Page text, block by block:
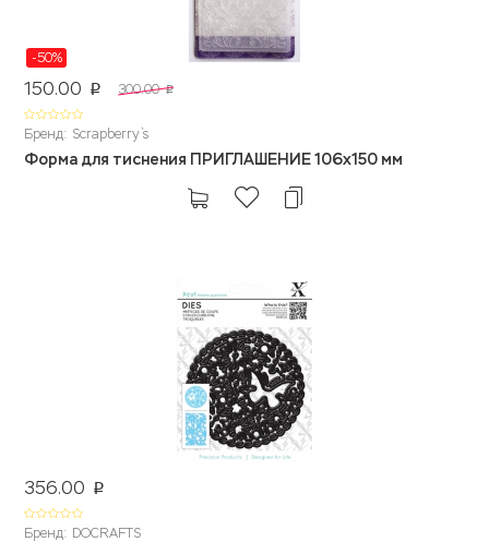
-50%
150.00 p 300.00 p
Бренд: Scrapberry`s
Форма для тиснения ПРИГЛАШЕНИЕ 106x150 мм
356.00 p
Бренд: DOCRAFTS